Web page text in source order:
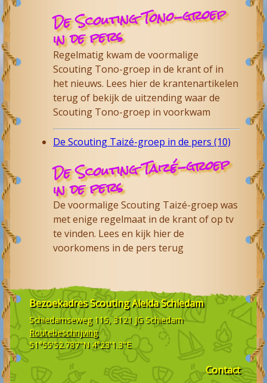
De Scouting Tono-groep
in de pers
Regelmatig kwam de voormalige
Scouting Tono-groep in de krant of in
het nieuws. Lees hier de krantenartikelen
terug of bekijk de uitzending waar de
Scouting Tono-groep in voorkwam
De Scouting Taizé-groep in de pers (10)
De Scouting Taizé-groep
in de pers
De voormalige Scouting Taizé-groep was
met enige regelmaat in de krant of op tv
te vinden. Lees en kijk hier de
voorkomens in de pers terug
BezoekadresScouting Aleida Schiedam
Schiedamseweg 115, 3121 JG Schiedam
Routebeschrijving
51°55'52.787"N 4°23'1.3"E
Contact